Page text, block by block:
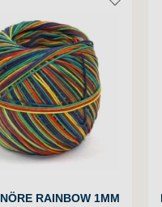
RAINBOW 1MM